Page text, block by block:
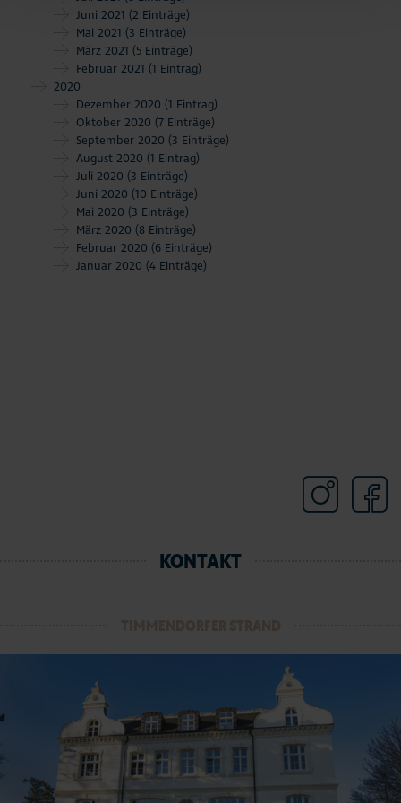
Juni 2021 (2 Einträge)
Mai 2021 (3 Einträge)
März 2021 (5 Einträge)
Februar 2021 (1 Eintrag)
2020
Dezember 2020 (1 Eintrag)
Oktober 2020 (7 Einträge)
September 2020 (3 Einträge)
August 2020 (1 Eintrag)
Juli 2020 (3 Einträge)
Juni 2020 (10 Einträge)
Mai 2020 (3 Einträge)
März 2020 (8 Einträge)
Februar 2020 (6 Einträge)
Januar 2020 (4 Einträge)
KONTAKT